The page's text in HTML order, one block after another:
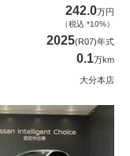
242.0万円
（税込 *10%）
2025(R07)年式
0.1万km
大分本店